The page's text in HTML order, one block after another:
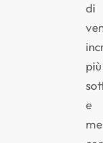
di
più
e